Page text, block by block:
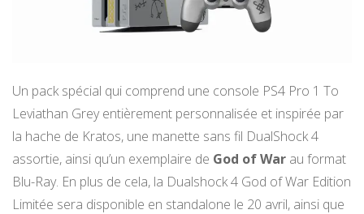
Un pack spécial qui comprend une console PS4 Pro 1 To
Leviathan Grey entièrement personnalisée et inspirée par
la hache de Kratos, une manette sans fil DualShock 4
assortie, ainsi qu’un exemplaire de God of War au format
Blu-Ray. En plus de cela, la Dualshock 4 God of War Edition
Limitée sera disponible en standalone le 20 avril, ainsi que